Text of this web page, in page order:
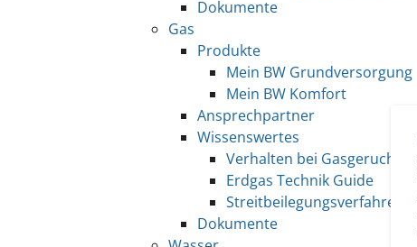
Dokumente
Gas
Produkte
Mein BW Grundversorgung
Mein BW Komfort
Ansprechpartner
Wissenswertes
Verhalten bei Gasgeruch
Erdgas Technik Guide
Streitbeilegungsverfahren
Dokumente